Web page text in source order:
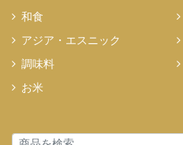
和食
アジア・エスニック
調味料
お米